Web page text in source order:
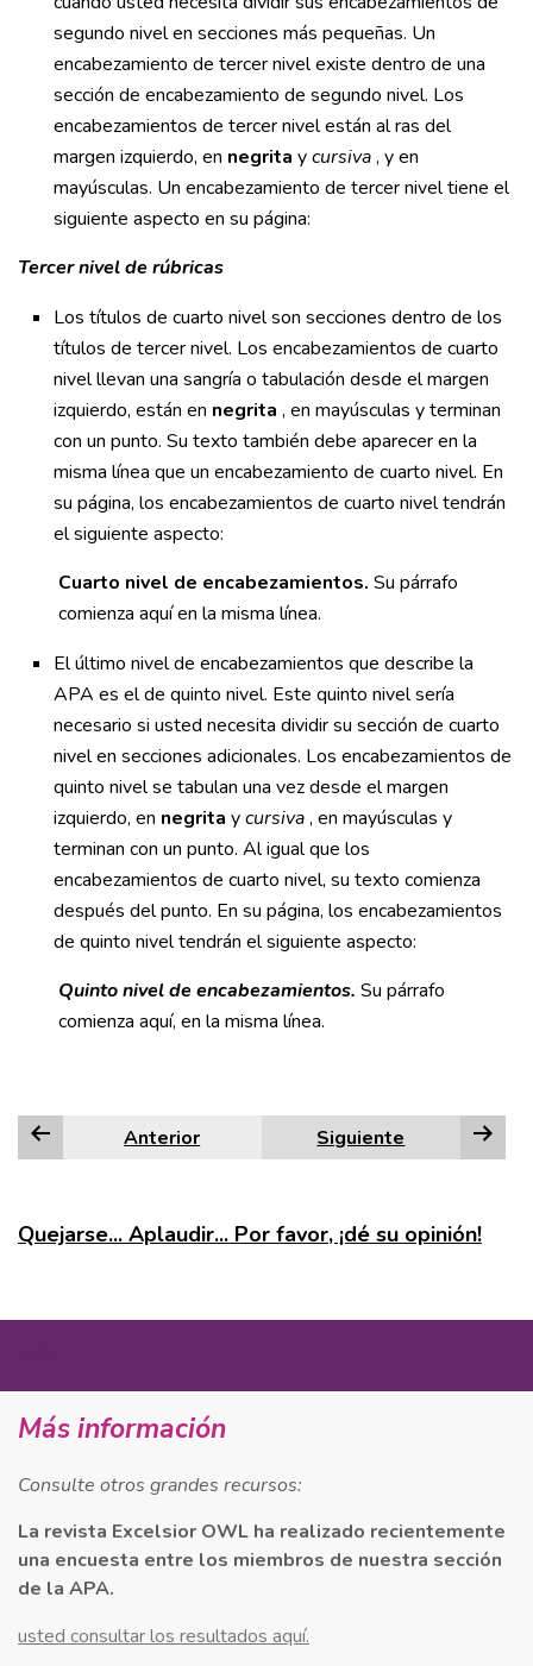
segundo nivel en secciones más pequeñas. Un
encabezamiento de tercer nivel existe dentro de una
sección de encabezamiento de segundo nivel. Los
encabezamientos de tercer nivel están al ras del
margen izquierdo, en negrita ycursiva, y en
mayúsculas. Un encabezamiento de tercer nivel tiene el
siguiente aspecto en su página:
Tercer nivel de rúbricas
Los títulos de cuarto nivel son secciones dentro de los
títulos de tercer nivel. Los encabezamientos de cuarto
nivel llevan una sangría o tabulación desde el margen
izquierdo, están en negrita , en mayúsculas y terminan
con un punto. Su texto también debe aparecer en la
misma línea que un encabezamiento de cuarto nivel. En
su página, los encabezamientos de cuarto nivel tendrán
el siguiente aspecto:
Cuarto nivel de encabezamientos. Su párrafo
comienza aquí en la misma línea.
El último nivel de encabezamientos que describe la
APA es el de quinto nivel. Este quinto nivel sería
necesario si usted necesita dividir su sección de cuarto
nivel en secciones adicionales. Los encabezamientos de
quinto nivel se tabulan una vez desde el margen
izquierdo, en negrita ycursiva, en mayúsculas y
terminan con un punto. Al igual que los
encabezamientos de cuarto nivel, su texto comienza
después del punto. En su página, los encabezamientos
de quinto nivel tendrán el siguiente aspecto:
Quinto nivel de encabezamientos. Su párrafo
comienza aquí, en la misma línea.
Anterior Siguiente
Quejarse... Aplaudir... Por favor, ¡dé su opinión!
Más información
Consulte otros grandes recursos:
La revista Excelsior OWL ha realizado recientemente
una encuesta entre los miembros de nuestra sección
de la APA.
usted consultar los resultados aquí.